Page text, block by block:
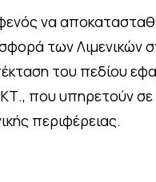
να
των Λιμενικών
του πεδίου
που υπηρετούν σε
περιφέρειας.